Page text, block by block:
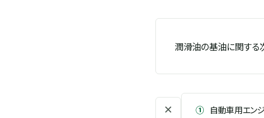
潤滑油の基油に関する
× ① 自動車用エン